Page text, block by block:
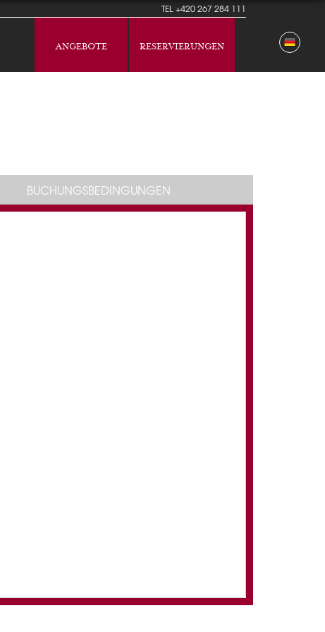
TEL+420 267 284 111
ANGEBOTE RESERVIERUNGEN
BUCHUNGSBEDINGUNGEN